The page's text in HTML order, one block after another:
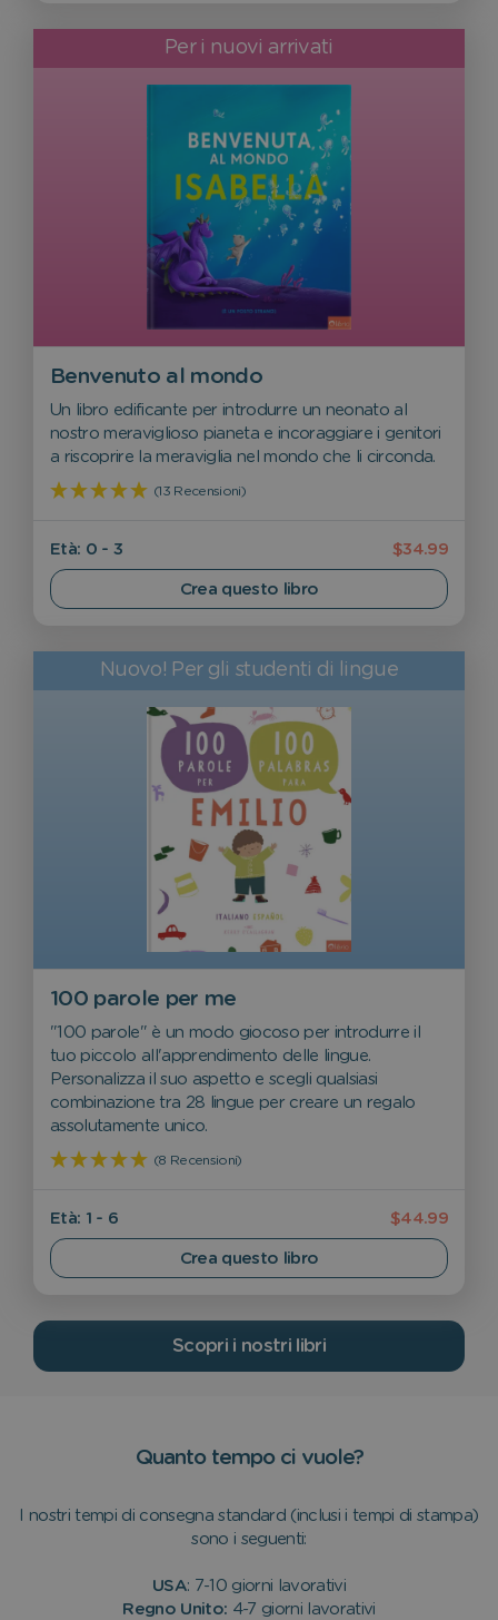
Per i nuovi arrivati
Benvenuto al mondo
Un libro edificante per introdurre un neonato al
nostro meraviglioso pianeta e incoraggiare i genitori
a riscoprire la meraviglia nel mondo che li circonda.
(13 Recensioni)
$34.99
Età: 0 - 3
Crea questo libro
Nuovo! Per gli studenti di lingue
100 parole per me
"100 parole" è un modo giocoso per introdurre il
tuo piccolo all'apprendimento delle lingue.
Personalizza il suo aspetto e scegli qualsiasi
combinazione tra 28 lingue per creare un regalo
assolutamente unico.
(8 Recensioni)
$44.99
Età: 1 - 6
Crea questo libro
Scopri i nostri libri
Quanto tempo ci vuole?
I nostri tempi di consegna standard (inclusi i tempi di stampa)
sono i seguenti:
USA: 7-10 giorni lavorativi
Regno Unito: 4-7 giorni lavorativi